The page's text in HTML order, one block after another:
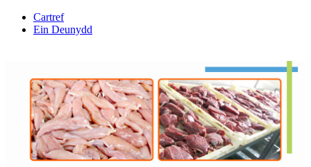
Cartref
Ein Deunydd